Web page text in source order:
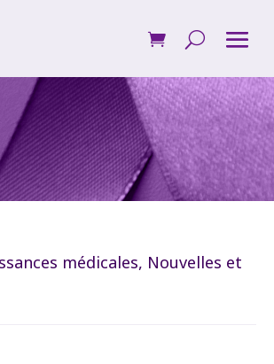
médicales, Nouvelles et